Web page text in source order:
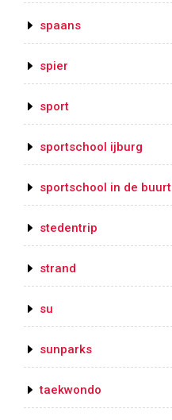
spaans
spier
sport
sportschool ijburg
sportschool in de buurt
stedentrip
strand
su
sunparks
taekwondo